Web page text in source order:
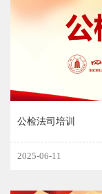
公检法司培训
2025-06-11